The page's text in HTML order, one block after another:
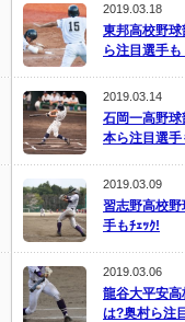
2019.03.18
東邦高校野球
ら注目選手も
2019.03.14
石岡一高野
本ら注目選手
2019.03.09
習志野高校
手もﾁｪｯｸ!
2019.03.06
龍谷大平安
は?奥村ら注